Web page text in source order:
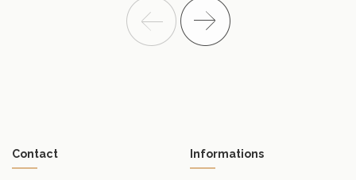
Contact Informations